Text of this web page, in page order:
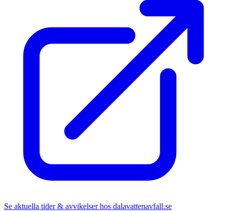
Se aktuella tider & avvikelser hos dalavattenavfall.se